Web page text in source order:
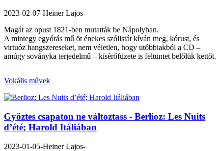
2023-02-07-Heiner Lajos-
Magát az opust 1821-ben mutatták be Nápolyban.
A mintegy egyórás mű öt énekes szólistát kíván meg, kórust, és
virtuóz hangszereseket, nem véletlen, hogy utóbbiakból a CD –
amúgy soványka terjedelmű – kísérőfüzete is feltüntet belőlük kettőt.
Vokális művek
Győztes csapaton ne változtass - Berlioz: Les Nuits
d’été; Harold Itáliában
2023-01-05-Heiner Lajos-